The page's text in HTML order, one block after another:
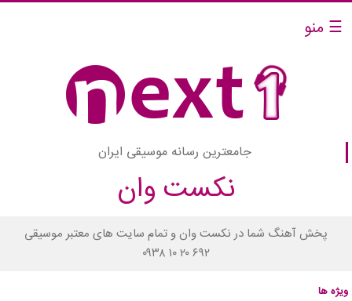
☰ منو
جامعترین رسانه موسیقی ایران
نکست وان
پخش آهنگ شما در نکست وان و تمام سایت های معتبر موسیقی
۰۹۳۸ ۱۰ ۲۰ ۶۹۲
ویژه ها